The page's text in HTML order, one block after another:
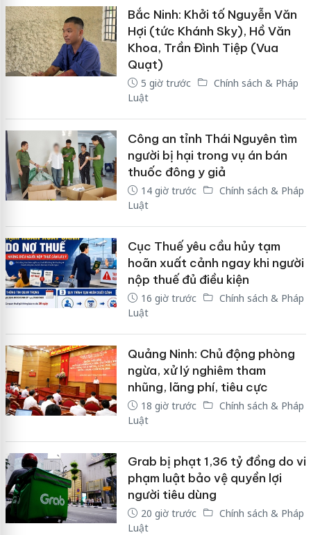
Bắc Ninh: Khởi tố Nguyễn Văn
Hợi (tức Khánh Sky), Hồ Văn
Khoa, Trần Đình Tiệp (Vua
Quạt)
5 giờ trước
Chính sách & Pháp
Luật
Công an tỉnh Thái Nguyên tìm
người bị hại trong vụ án bán
thuốc đông y giả
14 giờ trước
Chính sách & Pháp
Luật
Cục Thuế yêu cầu hủy tạm
hoãn xuất cảnh ngay khi người
nộp thuế đủ điều kiện
16 giờ trước
Chính sách & Pháp
Luật
Quảng Ninh: Chủ động phòng
ngừa, xử lý nghiêm tham
nhũng, lãng phí, tiêu cực
18 giờ trước
Chính sách & Pháp
Luật
Grab bị phạt 1,36 tỷ đồng do vi
phạm luật bảo vệ quyền lợi
người tiêu dùng
20 giờ trước
Chính sách & Pháp
Luật